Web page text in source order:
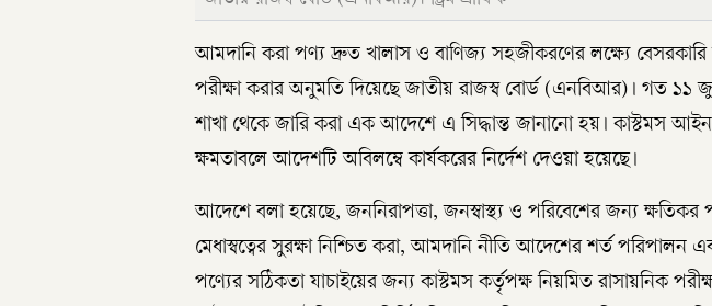
আমদানি করা পণ্য দ্রুত খালাস ও বাণিজ্য সহজীকরণের লক্ষ্যে বেসরকারি
পরীক্ষা করার অনুমতি দিয়েছে জাতীয় রাজস্ব বোর্ড (এনবিআর)। গত ১১
শাখা থেকে জারি করা এক আদেশে এ সিদ্ধান্ত জানানো হয়। কাস্টমস
ক্ষমতাবলে আদেশটি অবিলম্বে কার্যকরের নির্দেশ দেওয়া হয়েছে।
আদেশে বলা হয়েছে, জননিরাপত্তা, জনস্বাস্থ্য ও পরিবেশের জন্য ক্ষতিকর
মেধাস্বত্বের সুরক্ষা নিশ্চিত করা, আমদানি নীতি আদেশের শর্ত
পণ্যের সঠিকতা যাচাইয়ের জন্য কাস্টমস কর্তৃপক্ষ নিয়মিত রাসায়নিক